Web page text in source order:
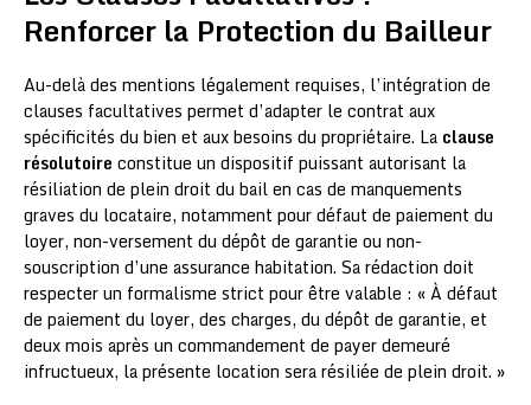
Renforcer la Protection du Bailleur
Au-delà des mentions légalement requises, l’intégration de
clauses facultatives permet d’adapter le contrat aux
spécificités du bien et aux besoins du propriétaire. La clause
résolutoire constitue un dispositif puissant autorisant la
résiliation de plein droit du bail en cas de manquements
graves du locataire, notamment pour défaut de paiement du
loyer, non-versement du dépôt de garantie ou non-
souscription d’une assurance habitation. Sa rédaction doit
respecter un formalisme strict pour être valable : « À défaut
de paiement du loyer, des charges, du dépôt de garantie, et
deux mois après un commandement de payer demeuré
infructueux, la présente location sera résiliée de plein droit. »